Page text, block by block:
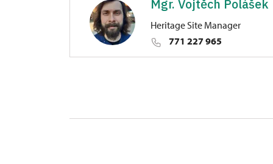
Mgr. Vojtěch Polášek
Heritage Site Manager
771 227 965